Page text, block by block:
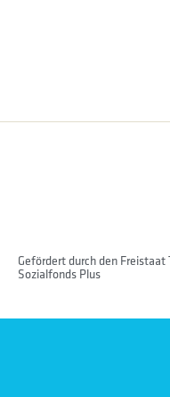
Gefördert durch den
Sozialfonds Plus